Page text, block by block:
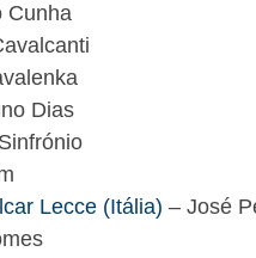
Cunha
Dias
Lecce (Itália) – José